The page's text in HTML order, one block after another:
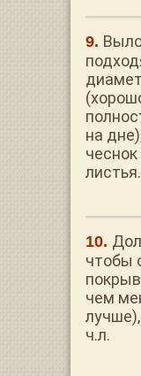
на
листья.
чтобы
чем
ч.л.